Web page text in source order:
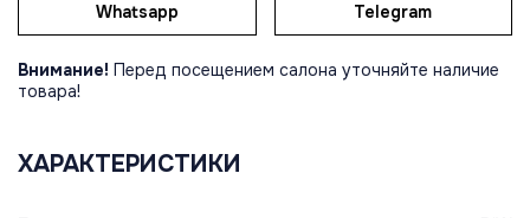
Whatsapp Telegram
Внимание! Перед посещением салона уточняйте наличие
товара!
ХАРАКТЕРИСТИКИ